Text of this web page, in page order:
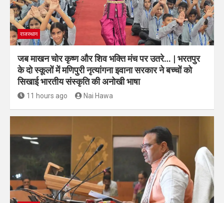
राजस्थान
जब माखन चोर कृष्ण और शिव भक्ति मंच पर उतरे… | भरतपुर
के दो स्कूलों में मणिपुरी नृत्यांगना इवाना सरकार ने बच्चों को
सिखाई भारतीय संस्कृति की अनोखी भाषा
11 hours ago Nai Hawa